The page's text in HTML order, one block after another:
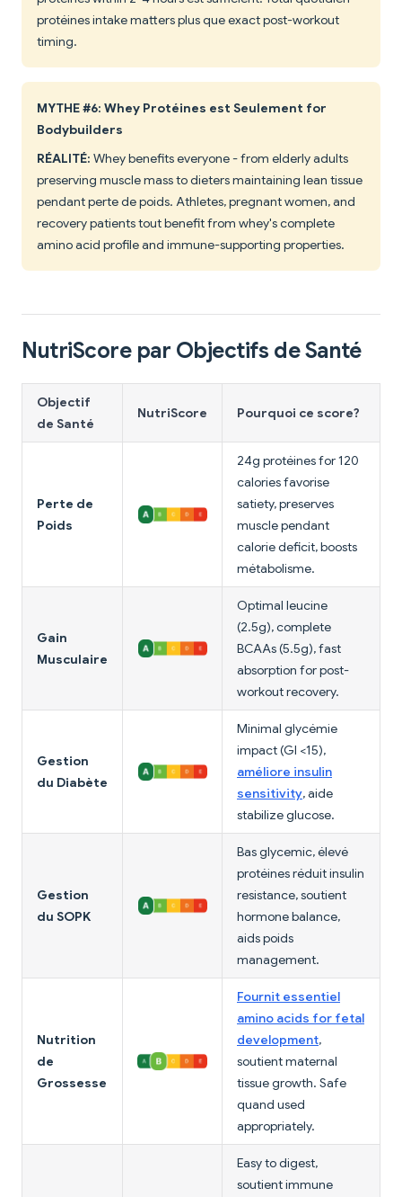
protéines intake matters plus que exact post-workout
timing.
MYTHE #6: Whey Protéines est Seulement for
Bodybuilders
RÉALITÉ: Whey benefits everyone - from elderly adults
preserving muscle mass to dieters maintaining lean tissue
pendant perte de poids. Athletes, pregnant women, and
recovery patients tout benefit from whey's complete
amino acid profile and immune-supporting properties.
NutriScore par Objectifs de Santé
Objectif
de Santé
NutriScore Pourquoi ce score?
Perte de
Poids
24g protéines for 120
calories favorise
satiety, preserves
muscle pendant
calorie deficit, boosts
métabolisme.
Gain
Musculaire
Optimal leucine
(2.5g), complete
BCAAs (5.5g), fast
absorption for post-
workout recovery.
Gestion
du Diabète
Minimal glycémie
impact (GI <15),
améliore insulin
sensitivity, aide
stabilize glucose.
Gestion
du SOPK
Bas glycemic, élevé
protéines réduit insulin
resistance, soutient
hormone balance,
aids poids
management.
Nutrition
de
Grossesse
Fournit essentiel
amino acids for fetal
development,
soutient maternal
tissue growth. Safe
quand used
appropriately.
Easy to digest,
soutient immune